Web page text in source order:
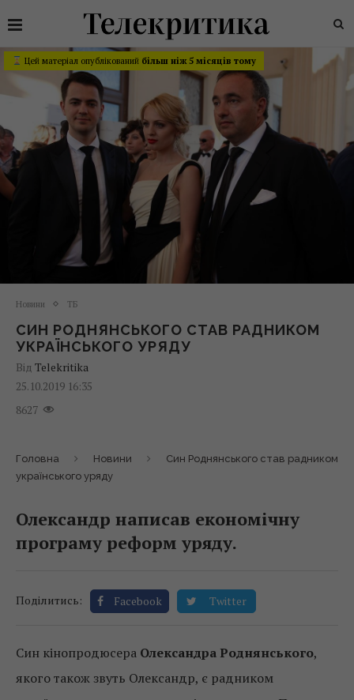
Цей матеріал опублікований більш ніж 5 місяців тому
Новини ТБ
СИН РОДНЯНСЬКОГО СТАВ РАДНИКОМ
УКРАЇНСЬКОГО УРЯДУ
Від Telekritika
25.10.2019 16:35
8627
Головна Новини
Син Роднянського став радником
українського уряду
Олександр написав економічну
програму реформ уряду.
Поділитись: Facebook Twitter
Син кінопродюсера Олександра Роднянського,
якого також звуть Олександр, є радником